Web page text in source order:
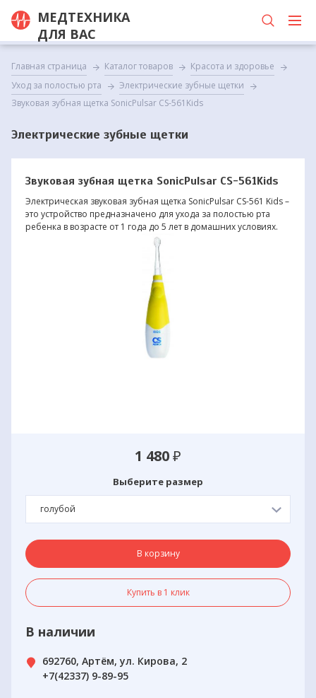
МЕДТЕХНИКА
ДЛЯ ВАС
Главная страница Каталог товаров
Красота и здоровье
Уход за полостью рта
Электрические зубные щетки
Звуковая зубная щетка SonicPulsar CS-561Kids
Электрические зубные щетки
Звуковая зубная щетка SonicPulsar CS-561Kids
Электрическая звуковая зубная щетка SonicPulsar CS-561 Kids –
это устройство предназначено для ухода за полостью рта
ребенка в возрасте от 1 года до 5 лет в домашних условиях.
1 480₽
Выберите размер
голубой
В корзину
Купить в 1 клик
В наличии
692760, Артём, ул. Кирова, 2
+7(42337) 9-89-95